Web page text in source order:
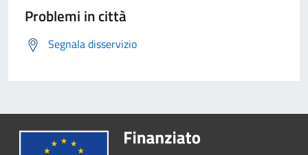
Problemi in città
Segnala disservizio